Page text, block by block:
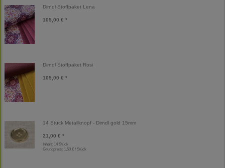
Dirndl Stoffpaket Lena
105,00 € *
Dirndl Stoffpaket Rosi
105,00 € *
14 Stück Metallknopf - Dirndl gold 15mm
21,00 € *
Inhalt: 14 Stück
Grundpreis: 1,50 € / Stück